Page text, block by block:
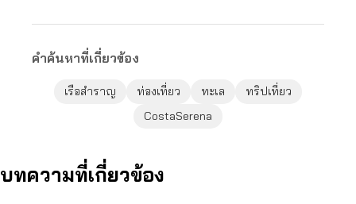
คำค้นหาที่เกี่ยวข้อง
เรือสำราญ ท่องเที่ยว ทะเล
ทริปเที่ยว
CostaSerena
บทความที่เกี่ยวข้อง